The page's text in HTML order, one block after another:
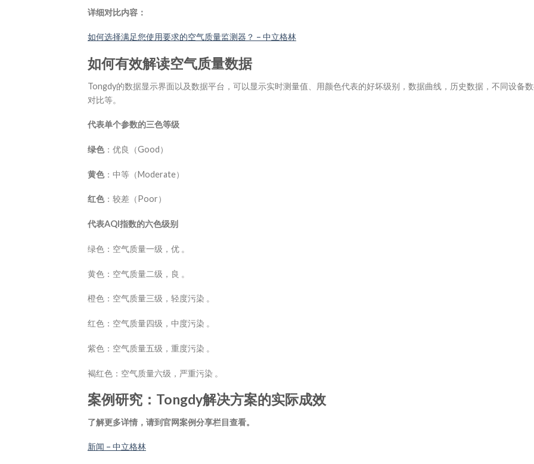
详细对比内容：
如何选择满足您使用要求的空气质量监测器？ – 中立格林
如何有效解读空气质量数据
Tongdy的数据显示界面以及数据平台，可以显示实时测量值、用颜色代表的好坏级别，数据曲线，历史数据，不同设备
对比等。
代表单个参数的三色等级
绿色：优良（Good）
黄色：中等（Moderate）
红色：较差（Poor）
代表AQI指数的六色级别
绿色：空气质量一级，优 。
黄色：空气质量二级，良 。
橙色：空气质量三级，轻度污染 。
红色：空气质量四级，中度污染 。
紫色：空气质量五级，重度污染 。
褐红色：空气质量六级，严重污染 。
案例研究：Tongdy解决方案的实际成效
了解更多详情，请到官网案例分享栏目查看。
新闻 – 中立格林